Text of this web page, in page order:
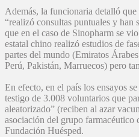
Además, la funcionaria detalló
“realizó consultas puntuales y han
que en el caso de Sinopharm se
estatal chino realizó estudios de
partes del mundo (Emiratos
Perú, Pakistán, Marruecos) pero
En efecto, en el país los ensayos
testigo de 3.008 voluntarios que
aleatorizado” (reciben al azar
asociación del grupo farmacéutico
Fundación Huésped.